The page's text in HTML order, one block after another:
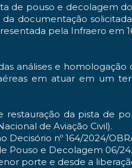
de pouso e decolagem
documentação
pela Infraero em
análises e
em atuar em um
da pista de
de Aviação Civil).
nº 164/2024/
Pouso e Decolagem 06/24.
porte e desde a